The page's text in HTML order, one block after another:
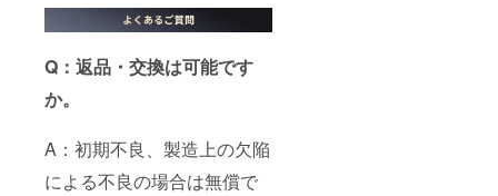
Q：返品・交換は可能です
か。
A：初期不良、製造上の欠陥
による不良の場合は無償で